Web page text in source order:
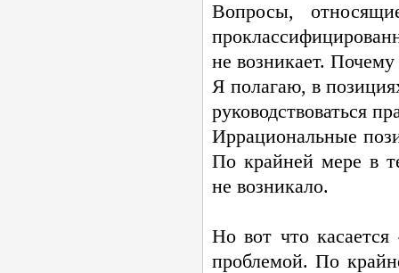
Вопросы,
не возникает.
Я полагаю, в
руководствоваться
Иррациональные
По крайней мере в
не возникало.
Но вот что касается
проблемой. По